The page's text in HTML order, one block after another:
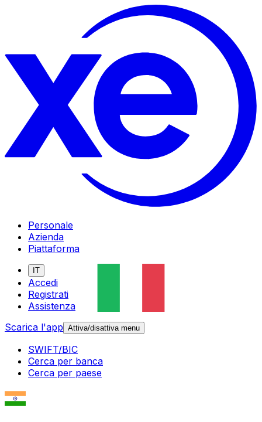
Personale
Azienda
Piattaforma
IT
Accedi
Registrati
Assistenza
Scarica l'app Attiva/disattiva menu
SWIFT/BIC
Cerca per banca
Cerca per paese